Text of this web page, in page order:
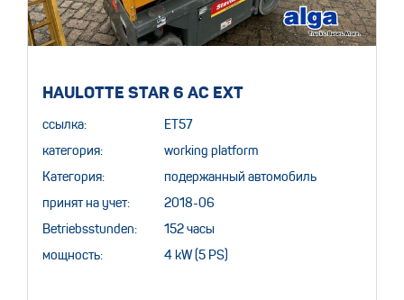
HAULOTTE STAR 6 AC EXT
ссылка: ET57
категория: working platform
Категория: подержанный автомобиль
принят на учет: 2018-06
Betriebsstunden: 152 часы
мощность: 4 kW (5 PS)